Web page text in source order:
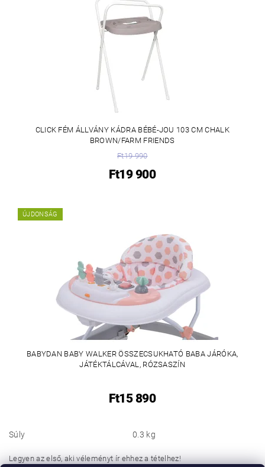
CLICK FÉM ÁLLVÁNY KÁDRA BÉBÉ-JOU 103 CM CHALK
BROWN/FARM FRIENDS
Ft19 990
Ft19 900
ÚJDONSÁG
BABYDAN BABY WALKER ÖSSZECSUKHATÓ BABA JÁRÓKA,
JÁTÉKTÁLCÁVAL, RÓZSASZÍN
Ft15 890
Súly 0.3 kg
Legyen az első, aki véleményt ír ehhez a tételhez!